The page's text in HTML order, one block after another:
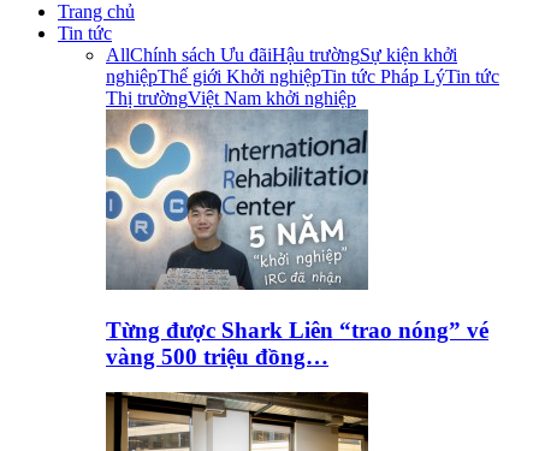
Trang chủ
Tin tức
AllChính sách Ưu đãiHậu trườngSự kiện khởi
nghiệpThế giới Khởi nghiệpTin tức Pháp LýTin tức
Thị trườngViệt Nam khởi nghiệp
Từng được Shark Liên “trao nóng” vé
vàng 500 triệu đồng…